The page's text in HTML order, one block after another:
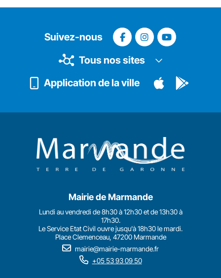
Suivez-nous
Tous nos sites
Application de la ville
Mairie de Marmande
Lundi au vendredi de 8h30 à 12h30 et de 13h30 à
17h30.
Le Service Etat Civil ouvre jusqu'à 18h30 le mardi.
Place Clemenceau, 47200 Marmande
mairie@mairie-marmande.fr
+05 53 93 09 50